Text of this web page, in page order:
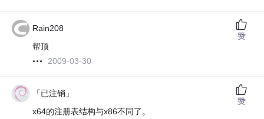
Rain208
帮顶
2009-03-30
赞
「已注销」
x64的注册表结构与x86不同了。
赞